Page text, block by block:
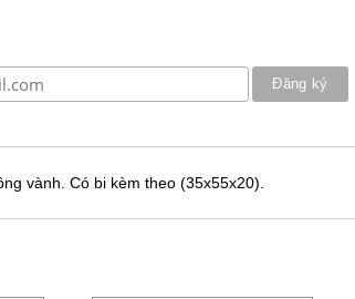
vành. Có bi kèm theo (35x55x20).